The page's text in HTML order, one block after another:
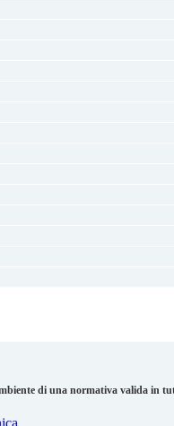
di una normativa valida in